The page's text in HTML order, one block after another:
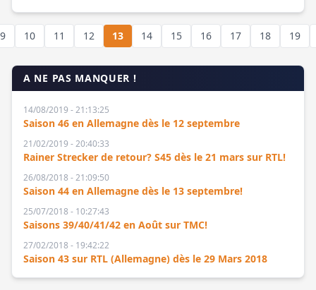
9 10 11 12 13 14 15 16 17 18 19
A NE PAS MANQUER !
14/08/2019 - 21:13:25
Saison 46 en Allemagne dès le 12 septembre
21/02/2019 - 20:40:33
Rainer Strecker de retour? S45 dès le 21 mars sur RTL!
26/08/2018 - 21:09:50
Saison 44 en Allemagne dès le 13 septembre!
25/07/2018 - 10:27:43
Saisons 39/40/41/42 en Août sur TMC!
27/02/2018 - 19:42:22
Saison 43 sur RTL (Allemagne) dès le 29 Mars 2018